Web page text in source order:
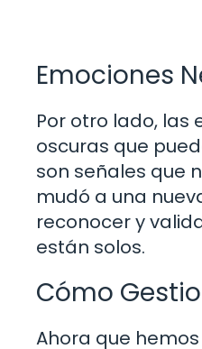
Emociones
Por otro lado, las
oscuras que
son señales que
mudó a una
reconocer y
están solos.
Cómo
Ahora que